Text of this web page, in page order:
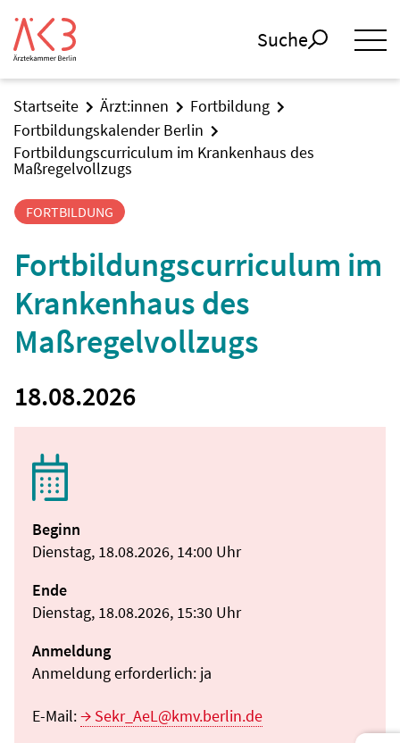
Suche
Startseite Ärzt:innen
Fortbildung
Fortbildungskalender Berlin
Fortbildungscurriculum im Krankenhaus des
Maßregelvollzugs
FORTBILDUNG
Fortbildungscurriculum im
Krankenhaus des
Maßregelvollzugs
18.08.2026
Beginn
Dienstag, 18.08.2026, 14:00 Uhr
Ende
Dienstag, 18.08.2026, 15:30 Uhr
Anmeldung
Anmeldung erforderlich: ja
E-Mail:
Sekr_AeL@kmv.berlin.de